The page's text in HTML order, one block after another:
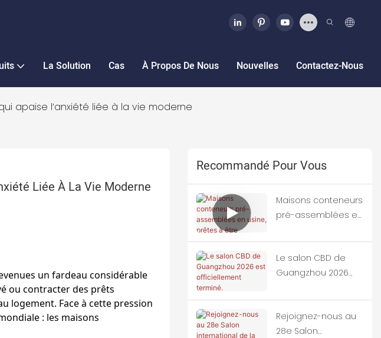
La Solution Cas À Propos De Nous Nouvelles Contactez-Nous
apaise l’anxiété liée à la vie moderne
Liée À La Vie Moderne
un fardeau considérable
ou contracter des prêts
logement. Face à cette pression
: les maisons
Recommandé Pour Vous
Maisons conteneurs
pré-assemblées en
expédiées
Le salon CBD de
Guangzhou 2026
terminé.
Rejoignez-nous au
28e Salon